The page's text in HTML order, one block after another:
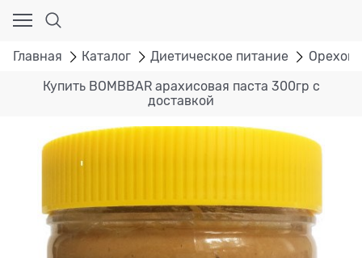
Главная Каталог Диетическое питание
Купить BOMBBAR арахисовая паста 300гр с
доставкой